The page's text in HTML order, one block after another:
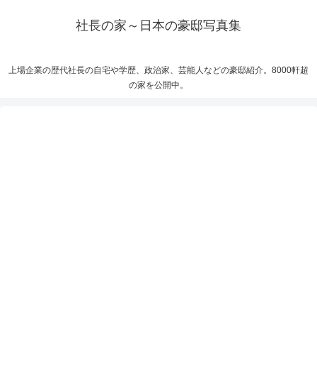
社長の家～日本の豪邸写真集
上場企業の歴代社長の自宅や学歴、政治家、芸能人などの豪邸紹介。8000軒超
の家を公開中。